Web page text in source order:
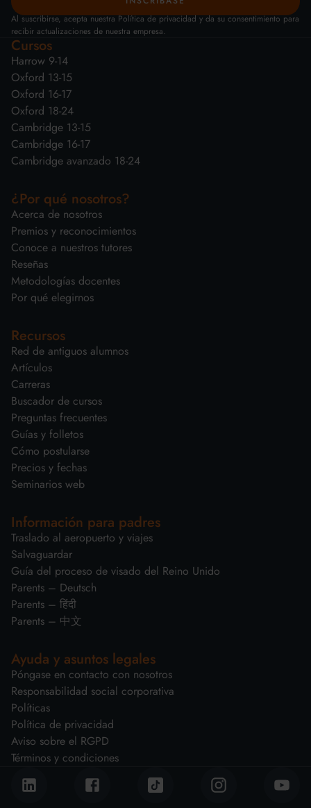
Al suscribirse, acepta nuestra Política de privacidad y da su consentimiento para
recibir actualizaciones de nuestra empresa.
Cursos
Harrow 9-14
Oxford 13-15
Oxford 16-17
Oxford 18-24
Cambridge 13-15
Cambridge 16-17
Cambridge avanzado 18-24
¿Por qué nosotros?
Acerca de nosotros
Premios y reconocimientos
Conoce a nuestros tutores
Reseñas
Metodologías docentes
Por qué elegirnos
Recursos
Red de antiguos alumnos
Artículos
Carreras
Buscador de cursos
Preguntas frecuentes
Guías y folletos
Cómo postularse
Precios y fechas
Seminarios web
Información para padres
Traslado al aeropuerto y viajes
Salvaguardar
Guía del proceso de visado del Reino Unido
Parents – Deutsch
Parents – हिंदी
Parents – 中文
Ayuda y asuntos legales
Póngase en contacto con nosotros
Responsabilidad social corporativa
Políticas
Política de privacidad
Aviso sobre el RGPD
Términos y condiciones